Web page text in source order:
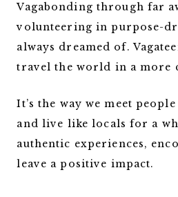
Vagabonding through far
volunteering in purpose-
always dreamed of.
travel the world in a more
It’s the way we meet
and live like locals for a
authentic experiences,
leave a positive impact.